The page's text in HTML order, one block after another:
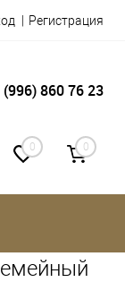
Регистрация
(996) 860 76 23
0 0